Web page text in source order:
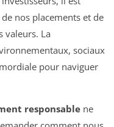
nos placements et de
valeurs. La
sociaux
pour naviguer
responsable ne